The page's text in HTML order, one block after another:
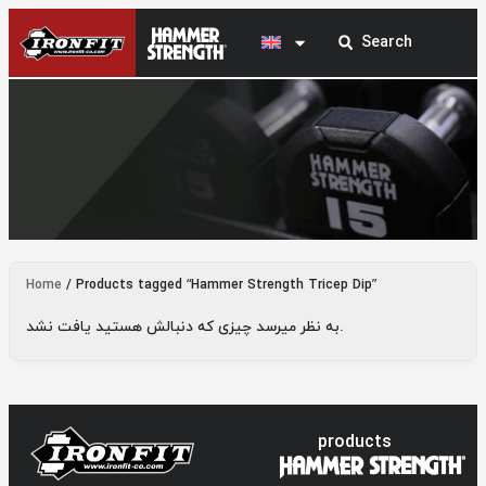
Hammer Strength Tricep Dip
Home / Products tagged “Hammer Strength Tricep Dip”
به نظر میرسد چیزی که دنبالش هستید یافت نشد.
products